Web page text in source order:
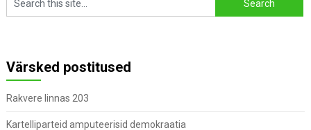
Värsked postitused
Rakvere linnas 203
Kartelliparteid amputeerisid demokraatia